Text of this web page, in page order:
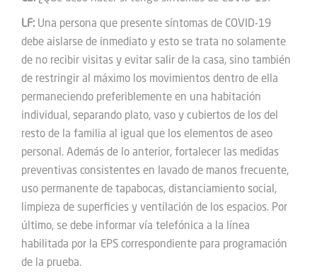
LF: Una persona que presente síntomas de COVID-19
debe aislarse de inmediato y esto se trata no solamente
de no recibir visitas y evitar salir de la casa, sino también
de restringir al máximo los movimientos dentro de ella
permaneciendo preferiblemente en una habitación
individual, separando plato, vaso y cubiertos de los del
resto de la familia al igual que los elementos de aseo
personal. Además de lo anterior, fortalecer las medidas
preventivas consistentes en lavado de manos frecuente,
uso permanente de tapabocas, distanciamiento social,
limpieza de superficies y ventilación de los espacios. Por
último, se debe informar vía telefónica a la línea
habilitada por la EPS correspondiente para programación
de la prueba.